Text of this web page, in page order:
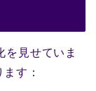
を見せていま
す：